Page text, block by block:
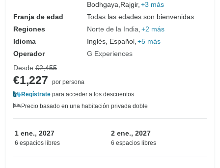
Bodhgaya, Rajgir, +3 más
Franja de edad
Todas las edades son bienvenidas
Regiones
Norte de la India +2 más
Idioma
Inglés, Español, +5 más
Operador
G Experiences
Desde €2,455
€1,227
por persona
Regístrate para acceder a los descuentos
Precio basado en una habitación privada doble
1 ene., 2027
6 espacios libres
2 ene., 2027
6 espacios libres